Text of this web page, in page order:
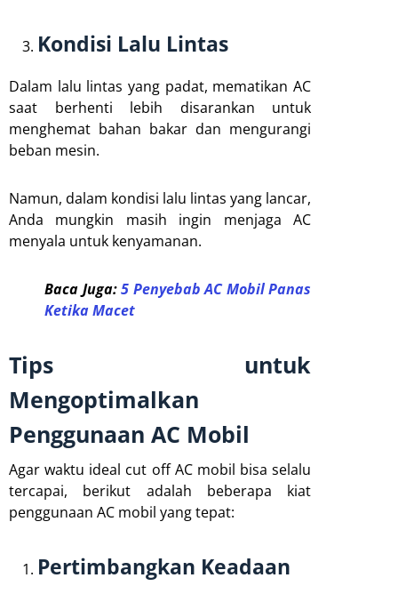
Kondisi Lalu Lintas
Dalam lalu lintas yang padat, mematikan AC
saat berhenti lebih disarankan untuk
menghemat bahan bakar dan mengurangi
beban mesin.
Namun, dalam kondisi lalu lintas yang lancar,
Anda mungkin masih ingin menjaga AC
menyala untuk kenyamanan.
Baca Juga:5 Penyebab AC Mobil Panas
Ketika Macet
Tips untuk
Mengoptimalkan
Penggunaan AC Mobil
Agar waktu ideal cut off AC mobil bisa selalu
tercapai, berikut adalah beberapa kiat
penggunaan AC mobil yang tepat:
Pertimbangkan Keadaan